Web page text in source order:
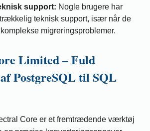
support: Nogle brugere har
teknisk support, især når de
migreringsproblemer.
Limited – Fuld
PostgreSQL til SQL
Core er et fremtrædende værktøj